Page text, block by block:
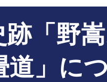
「野
道」に